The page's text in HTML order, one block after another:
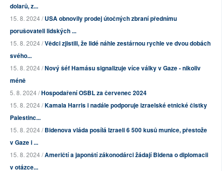
dolarů, z...
15. 8. 2024 /USA obnovily prodej útočných zbraní přednímu
porušovateli lidských ...
15. 8. 2024 /Vědci zjistili, že lidé náhle zestárnou rychle ve dvou dobách
svého...
15. 8. 2024 /Nový šéf Hamásu signalizuje více války v Gaze - nikoliv
méně
5. 8. 2024 /Hospodaření OSBL za červenec 2024
15. 8. 2024 /Kamala Harris i nadále podporuje izraelské etnické čistky
Palestinc...
15. 8. 2024 /Bidenova vláda posílá Izraeli 6 500 kusů munice, přestože
v Gaze i ...
15. 8. 2024 /Američtí a japonští zákonodárci žádají Bidena o diplomacii
v otázce...